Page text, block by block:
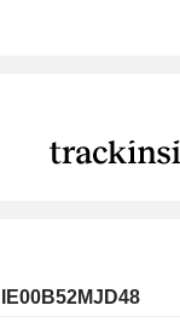
IE00B52MJD48